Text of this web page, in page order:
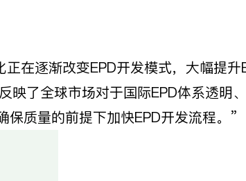
在逐渐改变EPD开发模式，大幅提升
了全球市场对于国际EPD体系透明
质量的前提下加快EPD开发流程。”